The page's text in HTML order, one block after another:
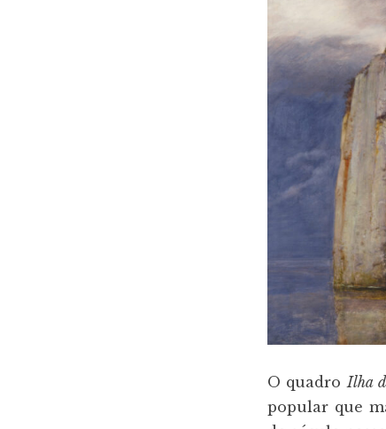
O quadroIlha
popular que